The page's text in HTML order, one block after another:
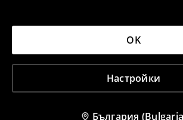
Настройки
OK
България